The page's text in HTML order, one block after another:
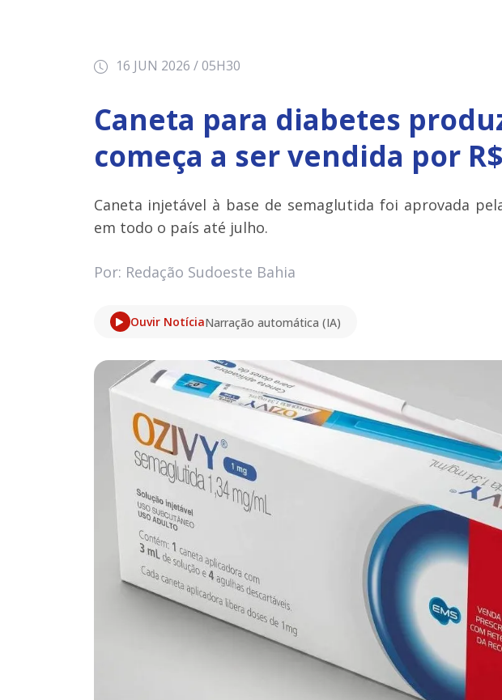
16 JUN 2026 / 05H30
Caneta para diabetes
começa a ser vendida por
Caneta injetável à base de semaglutida foi aprovada
em todo o país até julho.
Por: Redação Sudoeste Bahia
Ouvir NotíciaNarração automática (IA)